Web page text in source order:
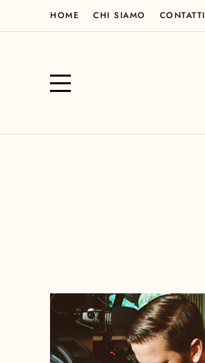
HOME CHI SIAMO CONTATTI